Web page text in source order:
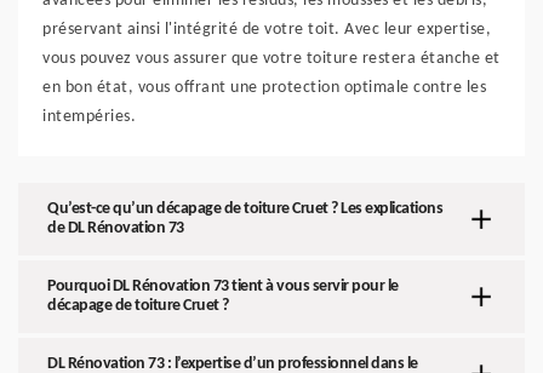
préservant ainsi l'intégrité de votre toit. Avec leur expertise,
vous pouvez vous assurer que votre toiture restera étanche et
en bon état, vous offrant une protection optimale contre les
intempéries.
Qu’est-ce qu’un décapage de toiture Cruet ? Les explications
de DL Rénovation 73
Pourquoi DL Rénovation 73 tient à vous servir pour le
décapage de toiture Cruet ?
DL Rénovation 73 : l’expertise d’un professionnel dans le